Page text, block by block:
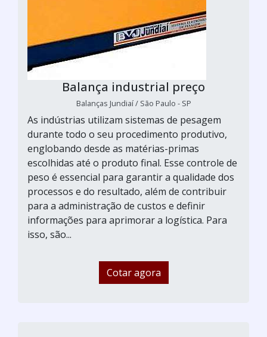
Balança industrial preço
Balanças Jundiaí / São Paulo - SP
As indústrias utilizam sistemas de pesagem
durante todo o seu procedimento produtivo,
englobando desde as matérias-primas
escolhidas até o produto final. Esse controle de
peso é essencial para garantir a qualidade dos
processos e do resultado, além de contribuir
para a administração de custos e definir
informações para aprimorar a logística. Para
isso, são...
Cotar agora